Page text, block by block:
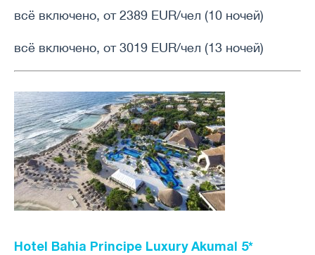
всё включено, от 2389 EUR/чел (10 ночей)
всё включено, от 3019 EUR/чел (13 ночей)
Hotel Bahia Principe Luxury Akumal 5*